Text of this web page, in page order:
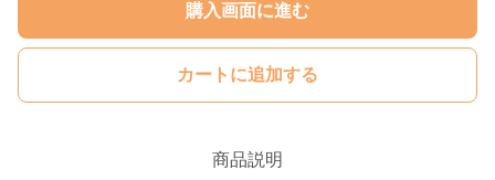
購入画面に進む
カートに追加する
商品説明